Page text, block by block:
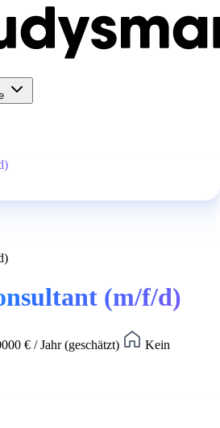
(m/f/d)
€ / Jahr (geschätzt)
Kein